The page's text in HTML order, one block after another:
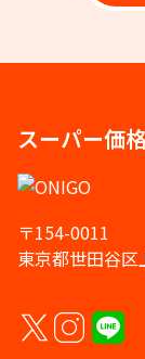
スーパー価
〒154-0011
東京都世田谷